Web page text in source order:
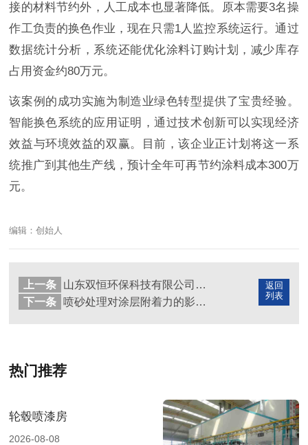
接的材料节约外，人工成本也显著降低。原本需要3名操
作工负责的换色作业，现在只需1人监控系统运行。通过
数据统计分析，系统还能优化涂料订购计划，减少库存
占用资金约80万元。
该案例的成功实施为制造业绿色转型提供了宝贵经验。
智能换色系统的应用证明，通过技术创新可以实现经济
效益与环境效益的双赢。目前，该企业正计划将这一系
统推广到其他生产线，预计全年可再节约涂料成本300万
元。
编辑：创始人
返回
列表
上一条
山东双恒环保科技有限公司服务案例
下一条
喷砂处理对涂层附着力的影响实验数据分享
热门推荐
轮毂喷漆房
2026-08-08